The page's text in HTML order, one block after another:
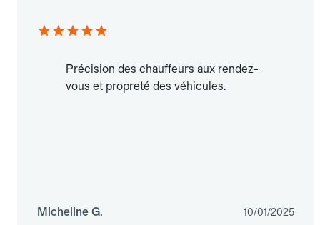
Précision des chauffeurs aux rendez-
vous et propreté des véhicules.
Micheline G. 10/01/2025